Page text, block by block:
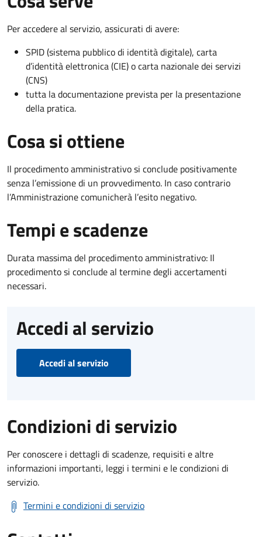
Per accedere al servizio, assicurati di avere:
SPID (sistema pubblico di identità digitale), carta
d’identità elettronica (CIE) o carta nazionale dei servizi
(CNS)
tutta la documentazione prevista per la presentazione
della pratica.
Cosa si ottiene
Il procedimento amministrativo si conclude positivamente
senza l’emissione di un provvedimento. In caso contrario
l’Amministrazione comunicherà l’esito negativo.
Tempi e scadenze
Durata massima del procedimento amministrativo: Il
procedimento si conclude al termine degli accertamenti
necessari.
Accedi al servizio
Accedi al servizio
Condizioni di servizio
Per conoscere i dettagli di scadenze, requisiti e altre
informazioni importanti, leggi i termini e le condizioni di
servizio.
Termini e condizioni di servizio